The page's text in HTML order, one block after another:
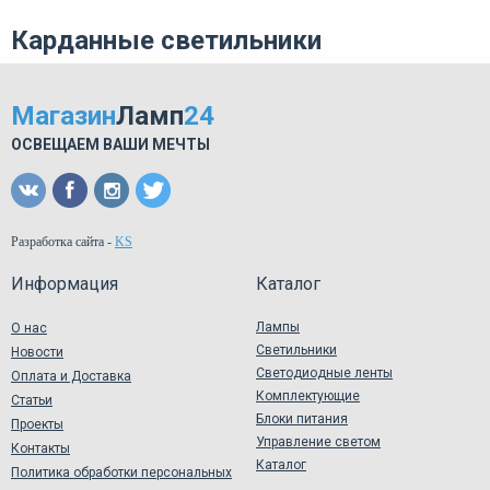
Карданные светильники
МагазинЛамп24
ОСВЕЩАЕМ ВАШИ МЕЧТЫ
Разработка сайта - KS
Информация
О нас
Новости
Оплата и Доставка
Статьи
Проекты
Контакты
Политика обработки персональных
Каталог
Лампы
Светильники
Светодиодные ленты
Комплектующие
Блоки питания
Управление светом
Каталог